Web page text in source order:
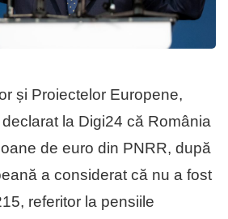
și Proiectelor Europene,
la Digi24 că România
de euro din PNRR, după
a considerat că nu a fost
referitor la pensiile